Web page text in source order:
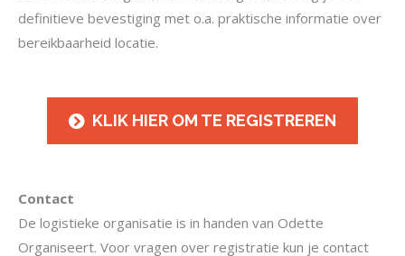
definitieve bevestiging met o.a. praktische informatie over
bereikbaarheid locatie.
KLIK HIER OM TE REGISTREREN
Contact
De logistieke organisatie is in handen van Odette
Organiseert. Voor vragen over registratie kun je contact